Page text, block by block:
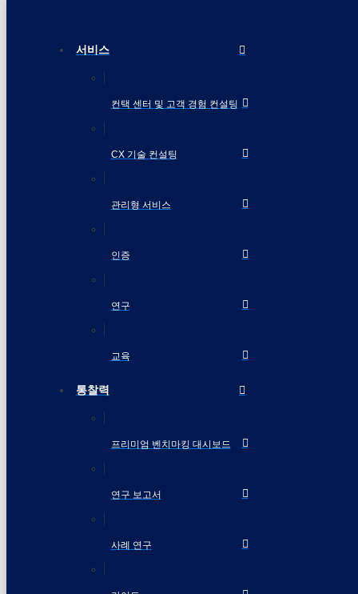
서비스
컨택 센터 및 고객 경험 컨설팅
CX 기술 컨설팅
관리형 서비스
인증
연구
교육
통찰력
프리미엄 벤치마킹 대시보드
연구 보고서
사례 연구